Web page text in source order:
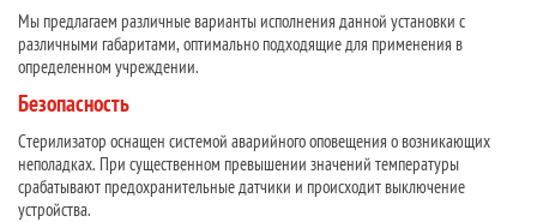
Мы предлагаем различные варианты исполнения данной установки с
различными габаритами, оптимально подходящие для применения в
определенном учреждении.
Безопасность
Стерилизатор оснащен системой аварийного оповещения о возникающих
неполадках. При существенном превышении значений температуры
срабатывают предохранительные датчики и происходит выключение
устройства.